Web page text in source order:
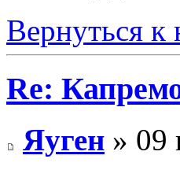
Вернуться к
Re:
Яуген » 09